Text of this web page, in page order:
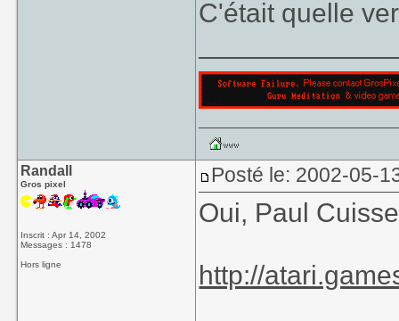
C'était quelle
Randall
Gros pixel
Inscrit : Apr 14, 2002
Messages : 1478
Hors ligne
Posté le: 2002-05-
Oui, Paul
http://